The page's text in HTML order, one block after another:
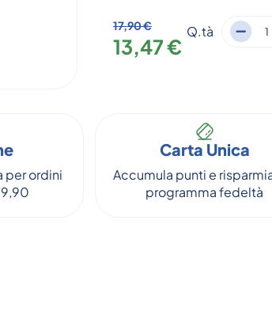
17,90 €
13,47 €
Q.tà
per ordini
Carta Unica
Accumula punti e
programma fedeltà